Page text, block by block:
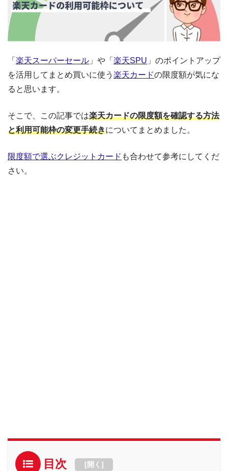
「 楽天スーパーセール 」や「 楽天SPU 」のポイントアップ
を活用してまとめ買いに使う 楽天カードの限度額が気にな
ると思います。
そこで、この記事では楽天カードの限度額を確認する方法
と利用可能枠の変更手続きについてまとめました。
限度額で選ぶクレジットカード も合わせて参考にしてくだ
さい。
目次 [開く ]